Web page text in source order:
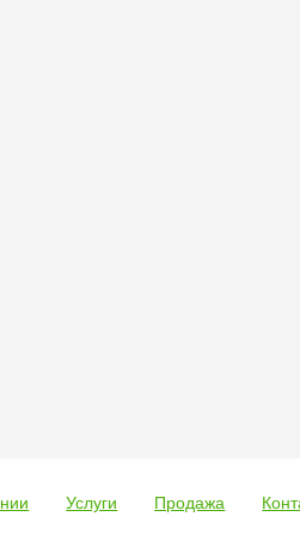
Услуги Продажа